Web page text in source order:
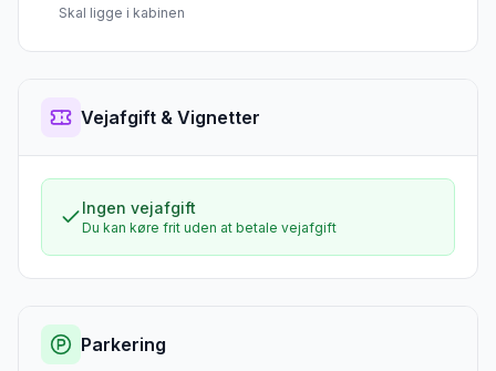
Skal ligge i kabinen
Vejafgift & Vignetter
Ingen vejafgift
Du kan køre frit uden at betale vejafgift
Parkering